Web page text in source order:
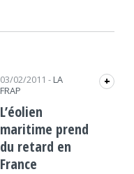
03/02/2011 - LA
FRAP
+
L’éolien
maritime prend
du retard en
France